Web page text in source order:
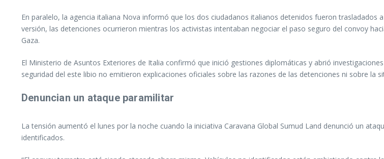
En paralelo, la agencia italiana Nova informó que los dos ciudadanos italianos detenidos fueron trasladados
versión, las detenciones ocurrieron mientras los activistas intentaban negociar el paso seguro del convoy
Gaza.
El Ministerio de Asuntos Exteriores de Italia confirmó que inició gestiones diplomáticas y abrió
seguridad del este libio no emitieron explicaciones oficiales sobre las razones de las detenciones ni sobre la
Denuncian un ataque paramilitar
La tensión aumentó el lunes por la noche cuando la iniciativa Caravana Global Sumud Land denunció un
identificados.